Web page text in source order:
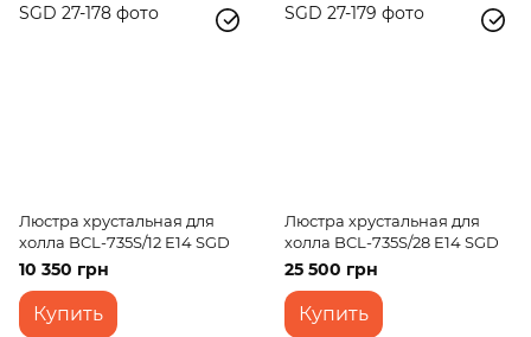
Люстра хрустальная для
холла BCL-735S/12 E14 SGD
10 350 грн
Купить
Люстра хрустальная для
холла BCL-735S/28 E14 SGD
25 500 грн
Купить